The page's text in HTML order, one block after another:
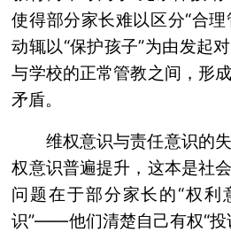
使得部分家长难以区分“合理
动辄以“保护孩子”为由发起
与学校的正常管教之间，形
矛盾。
维权意识与责任意识的
权意识普遍提升，这本是社
问题在于部分家长的“权利
识”——他们清楚自己有权“投